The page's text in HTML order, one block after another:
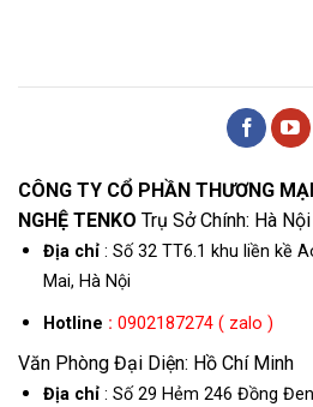
CÔNG TY CỔ PHẦN THƯƠNG
NGHỆ TENKO Trụ Sở Chính: Hà Nội
Địa chỉ: Số 32 TT6.1 khu liền kề
Mai, Hà Nội
Hotline : 0902187274 ( zalo )
Văn Phòng Đại Diện: Hồ Chí Minh
Địa chỉ: Số 29 Hẻm 246 Đồng